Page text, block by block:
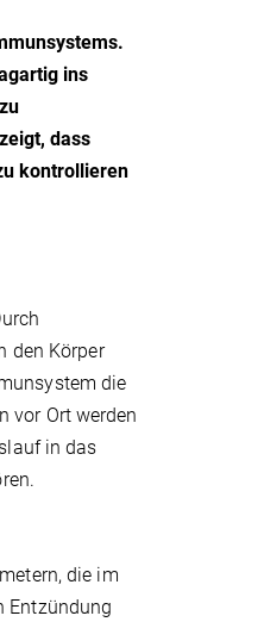
ins
dass
kontrollieren
den Körper
die
vor Ort werden
in das
die im
Entzündung